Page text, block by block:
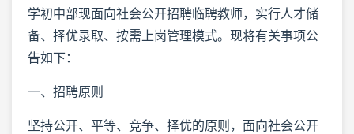
学初中部现面向社会公开招聘临聘教师，实行人才储
备、择优录取、按需上岗管理模式。现将有关事项公
告如下：
一、招聘原则
坚持公开、平等、竞争、择优的原则，面向社会公开